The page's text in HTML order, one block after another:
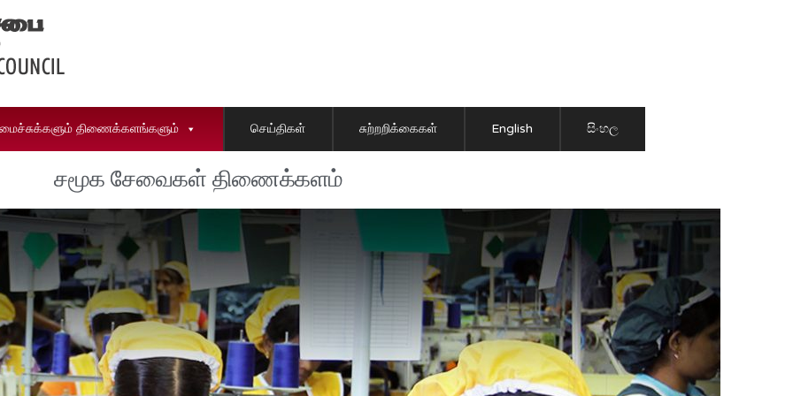
திணைக்களங்களும் செய்திகள் சுற்றறிக்கைகள் English සිංහල
சமூக சேவைகள் திணைக்களம்